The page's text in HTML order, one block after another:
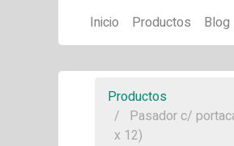
Inicio Productos Blog
Productos
Pasador c/
x 12)